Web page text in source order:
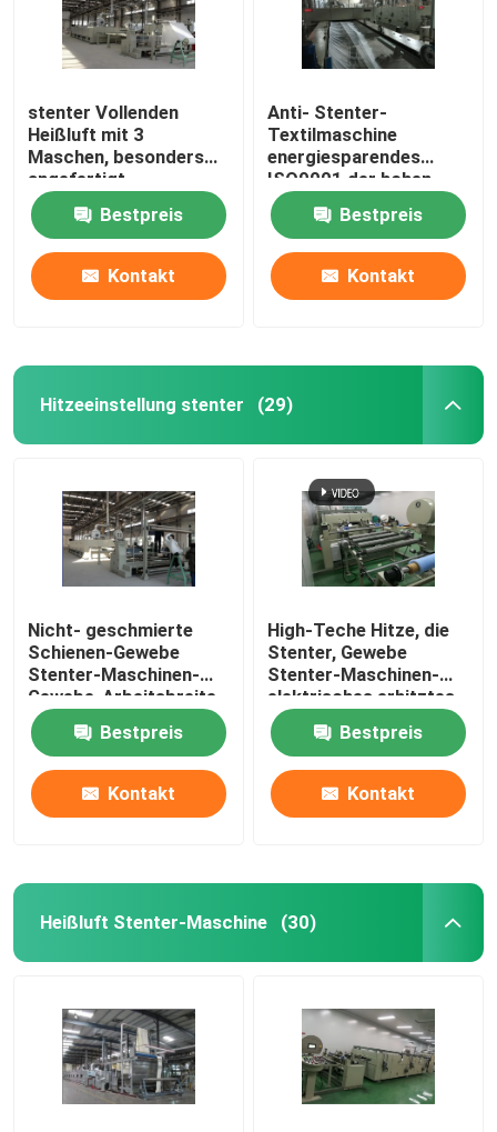
stenter Vollenden
Heißluft mit 3
Maschen, besonders
angefertigt,
Humanisierungsentwurf
Bestpreis
Kontakt
Anti- Stenter-
Textilmaschine
energiesparendes
ISO9001 der hohen
Temperatur
Bestpreis
Kontakt
Hitzeeinstellung stenter (29)
Nicht- geschmierte
Schienen-Gewebe
Stenter-Maschinen-
Gewebe-Arbeitsbreite
1400-3600mm
Bestpreis
Kontakt
High-Teche Hitze, die
Stenter, Gewebe
Stenter-Maschinen-
elektrisches erhitztes
einstellt
Bestpreis
Kontakt
Heißluft Stenter-Maschine (30)